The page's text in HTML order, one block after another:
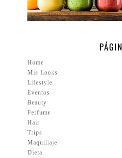
Home
Mis Looks
Lifestyle
Eventos
Beauty
Perfume
Hair
Trips
Maquillaje
Dieta